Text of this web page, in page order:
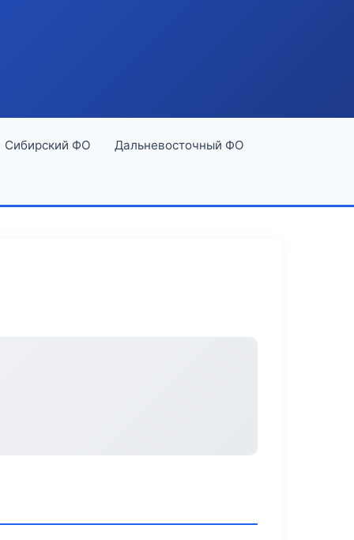
Сибирский ФО Дальневосточный ФО